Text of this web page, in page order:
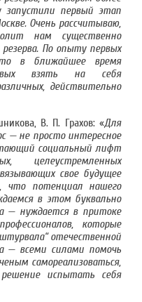
запустили первый этап
Очень рассчитываю,
нам существенно
По опыту первых
в ближайшее время
взять на себя
действительно
В. П. Грахов: «Для
— не просто интересное
социальный лифт
целеустремленных
свое будущее
что потенциал нашего
в этом буквально
— нуждается в притоке
которые
отечественной
— всеми силами помочь
самореализоваться,
испытать себя